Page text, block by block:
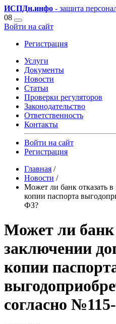
ИСПДн.инфо - защита
08
Войти на сайт
Регистрация
Услуги
Документы
Новости
Статьи
Проверки регуляторов
Законодательство
Ответственность
Контакты
Войти на сайт
Регистрация
Главная /
Новости /
Может ли банк отказать в
копии паспорта
ФЗ?
Может ли банк
заключении
копии
согласно